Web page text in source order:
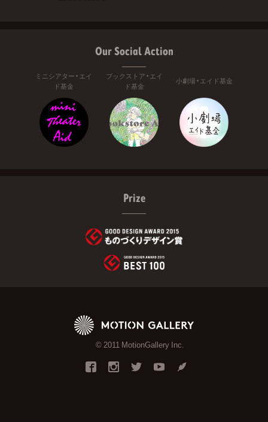
Our Social Action
ミニシアター・エイ
ド基金
ブックストア・エイ
ド基金
小劇場・エイド基金
Prize
© 2011 MotionGallery Inc.